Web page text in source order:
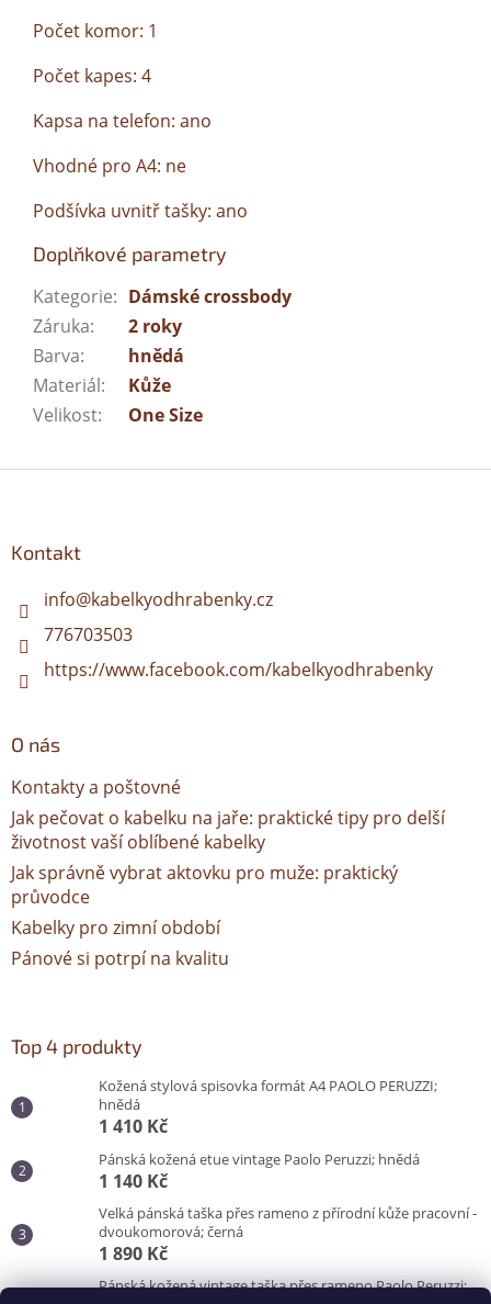
Počet komor: 1
Počet kapes: 4
Kapsa na telefon: ano
Vhodné pro A4: ne
Podšívka uvnitř tašky: ano
Doplňkové parametry
Kategorie: Dámské crossbody
Záruka:
2 roky
Barva:
hnědá
Materiál:
Kůže
Velikost: One Size
Kontakt
info@kabelkyodhrabenky.cz
776703503
https://www.facebook.com/kabelkyodhrabenky
O nás
Kontakty a poštovné
Jak pečovat o kabelku na jaře: praktické tipy pro delší
životnost vaší oblíbené kabelky
Jak správně vybrat aktovku pro muže: praktický
průvodce
Kabelky pro zimní období
Pánové si potrpí na kvalitu
Top 4 produkty
Kožená stylová spisovka formát A4 PAOLO PERUZZI;
hnědá
1 410 Kč
Pánská kožená etue vintage Paolo Peruzzi; hnědá
1 140 Kč
Velká pánská taška přes rameno z přírodní kůže pracovní -
dvoukomorová; černá
1 890 Kč
Pánská kožená vintage taška přes rameno Paolo Peruzzi;